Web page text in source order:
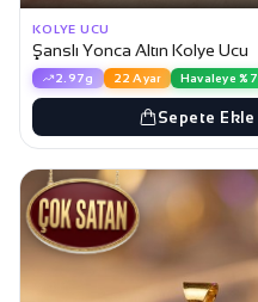
KOLYE UCU
Şanslı Yonca Altın Kolye Ucu
2.97g 22 Ayar Havaleye %7
Sepete Ekle